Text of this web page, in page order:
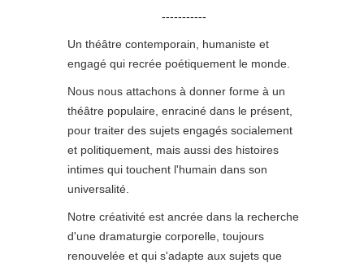
EXPOSITION
IST RUND
THE
LES
GRANDES
ORGUES
MUSICAUX
-----------
Un théâtre contemporain, humaniste et
engagé qui recrée poétiquement le monde.
Nous nous attachons à donner forme à un
théâtre populaire, enraciné dans le présent,
pour traiter des sujets engagés socialement
et politiquement, mais aussi des histoires
intimes qui touchent l'humain dans son
universalité.
Notre créativité est ancrée dans la recherche
d'une dramaturgie corporelle, toujours
renouvelée et qui s'adapte aux sujets que